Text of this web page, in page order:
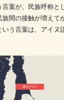
葉が、民族呼称と
族間の接触が増えて
いう言葉は、アイヌ